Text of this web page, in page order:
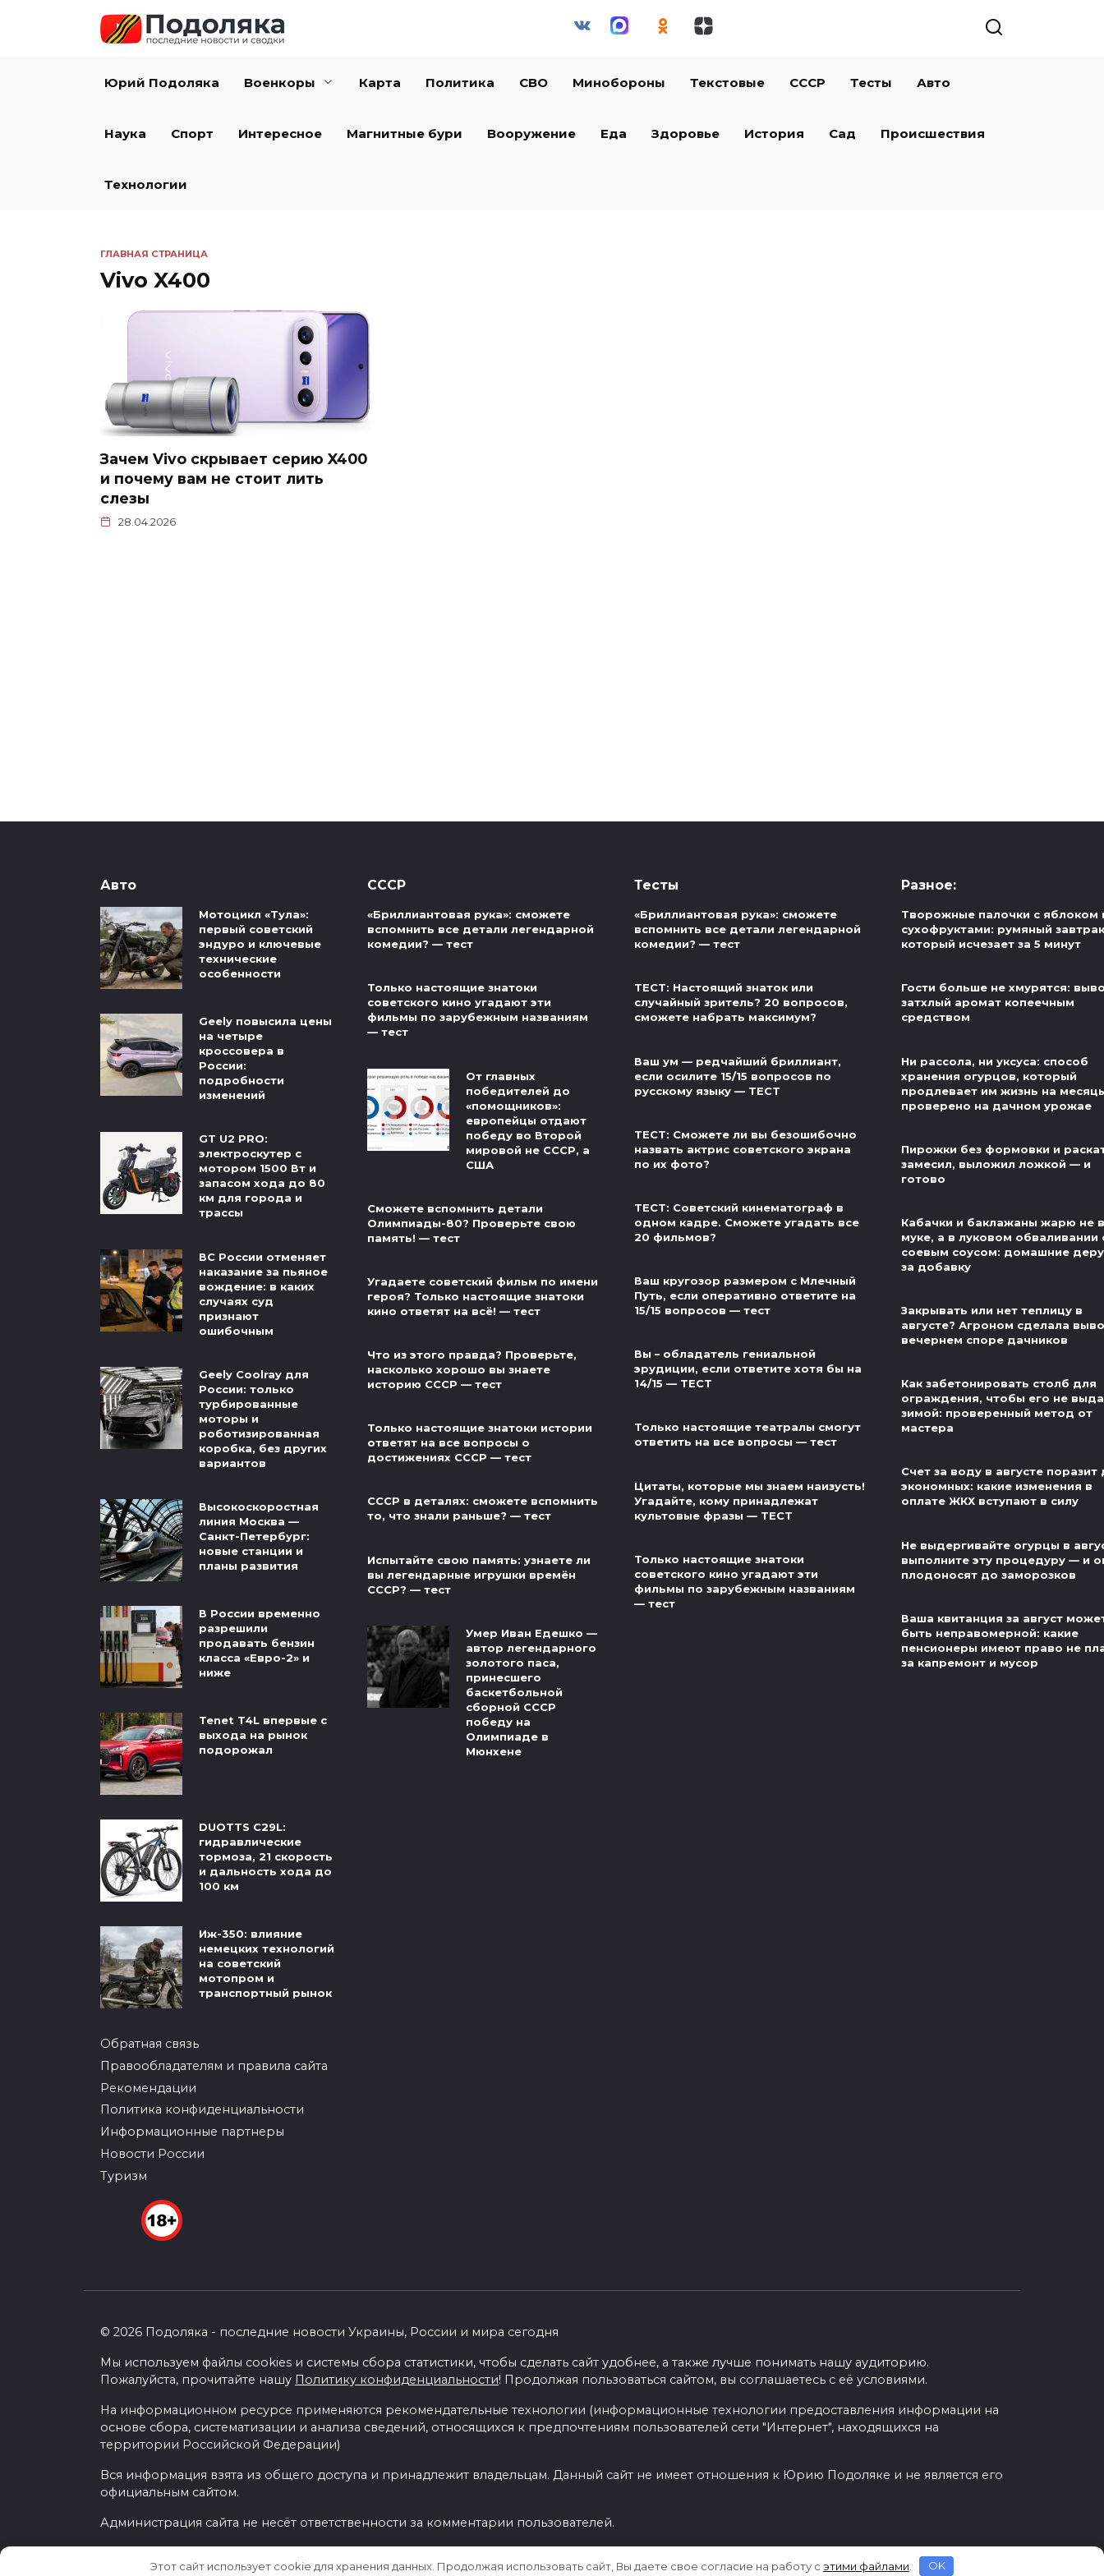
Юрий Подоляка Военкоры Карта Политика СВО Минобороны Текстовые СССР Тесты Авто
Наука Спорт Интересное Магнитные бури Вооружение Еда Здоровье История Сад Происшествия
Технологии
ГЛАВНАЯ СТРАНИЦА
Vivo X400
Зачем Vivo скрывает серию X400
и почему вам не стоит лить
слезы
28.04.2026
Авто
Мотоцикл «Тула»:
первый советский
эндуро и ключевые
технические
особенности
Geely повысила цены
на четыре
кроссовера в
России:
подробности
изменений
GT U2 PRO:
электроскутер с
мотором 1500 Вт и
запасом хода до 80
км для города и
трассы
ВС России отменяет
наказание за пьяное
вождение: в каких
случаях суд
признают
ошибочным
Geely Coolray для
России: только
турбированные
моторы и
роботизированная
коробка, без других
вариантов
Высокоскоростная
линия Москва —
Санкт-Петербург:
новые станции и
планы развития
В России временно
разрешили
продавать бензин
класса «Евро-2» и
ниже
Tenet T4L впервые с
выхода на рынок
подорожал
DUOTTS C29L:
гидравлические
тормоза, 21 скорость
и дальность хода до
100 км
Иж-350: влияние
немецких технологий
на советский
мотопром и
транспортный рынок
Обратная связь
Правообладателям и правила сайта
Рекомендации
Политика конфиденциальности
Информационные партнеры
Новости России
Туризм
СССР
«Бриллиантовая рука»: сможете
вспомнить все детали легендарной
комедии? — тест
Только настоящие знатоки
советского кино угадают эти
фильмы по зарубежным названиям
— тест
От главных
победителей до
«помощников»:
европейцы отдают
победу во Второй
мировой не СССР, а
США
Сможете вспомнить детали
Олимпиады-80? Проверьте свою
память! — тест
Угадаете советский фильм по имени
героя? Только настоящие знатоки
кино ответят на всё! — тест
Что из этого правда? Проверьте,
насколько хорошо вы знаете
историю СССР — тест
Только настоящие знатоки истории
ответят на все вопросы о
достижениях СССР — тест
СССР в деталях: сможете вспомнить
то, что знали раньше? — тест
Испытайте свою память: узнаете ли
вы легендарные игрушки времён
СССР? — тест
Умер Иван Едешко —
автор легендарного
золотого паса,
принесшего
баскетбольной
сборной СССР
победу на
Олимпиаде в
Мюнхене
Тесты
«Бриллиантовая рука»: сможете
вспомнить все детали легендарной
комедии? — тест
ТЕСТ: Настоящий знаток или
случайный зритель? 20 вопросов,
сможете набрать максимум?
Ваш ум — редчайший бриллиант,
если осилите 15/15 вопросов по
русскому языку — ТЕСТ
ТЕСТ: Сможете ли вы безошибочно
назвать актрис советского экрана
по их фото?
ТЕСТ: Советский кинематограф в
одном кадре. Сможете угадать все
20 фильмов?
Ваш кругозор размером с Млечный
Путь, если оперативно ответите на
15/15 вопросов — тест
Вы – обладатель гениальной
эрудиции, если ответите хотя бы на
14/15 — ТЕСТ
Только настоящие театралы смогут
ответить на все вопросы — тест
Цитаты, которые мы знаем наизусть!
Угадайте, кому принадлежат
культовые фразы — ТЕСТ
Только настоящие знатоки
советского кино угадают эти
фильмы по зарубежным названиям
— тест
Разное:
Творожные палочки с яблоком
сухофруктами: румяный
который исчезает за 5 минут
Гости больше не хмурятся:
затхлый аромат копеечным
средством
Ни рассола, ни уксуса: способ
хранения огурцов, который
продлевает им жизнь на
проверено на дачном урожае
Пирожки без формовки и
замесил, выложил ложкой — и
готово
Кабачки и баклажаны жарю не в
муке, а в луковом обваливании
соевым соусом: домашние
за добавку
Закрывать или нет теплицу в
августе? Агроном сделала
вечернем споре дачников
Как забетонировать столб для
ограждения, чтобы его не
зимой: проверенный метод от
мастера
Счет за воду в августе
экономных: какие изменения в
оплате ЖКХ вступают в силу
Не выдергивайте огурцы в
выполните эту процедуру — и
плодоносят до заморозков
Ваша квитанция за август
быть неправомерной: какие
пенсионеры имеют право не
за капремонт и мусор
© 2026 Подоляка - последние новости Украины, России и мира сегодня
Мы используем файлы cookies и системы сбора статистики, чтобы сделать сайт удобнее, а также лучше понимать нашу аудиторию.
Пожалуйста, прочитайте нашу Политику конфиденциальности! Продолжая пользоваться сайтом, вы соглашаетесь с её условиями.
На информационном ресурсе применяются рекомендательные технологии (информационные технологии предоставления информации на
основе сбора, систематизации и анализа сведений, относящихся к предпочтениям пользователей сети "Интернет", находящихся на
территории Российской Федерации)
Вся информация взята из общего доступа и принадлежит владельцам. Данный сайт не имеет отношения к Юрию Подоляке и не является его
официальным сайтом.
Администрация сайта не несёт ответственности за комментарии пользователей.
Этот сайт использует cookie для хранения данных. Продолжая использовать сайт, Вы даете свое согласие на работу с этими файлами OK